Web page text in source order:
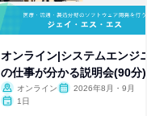
オンライン|システムエンジ
の仕事が分かる説明会(90分)
オンライン
2026年8月・9月
1日